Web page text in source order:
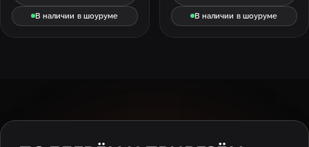
В наличии в шоуруме В наличии в шоуруме